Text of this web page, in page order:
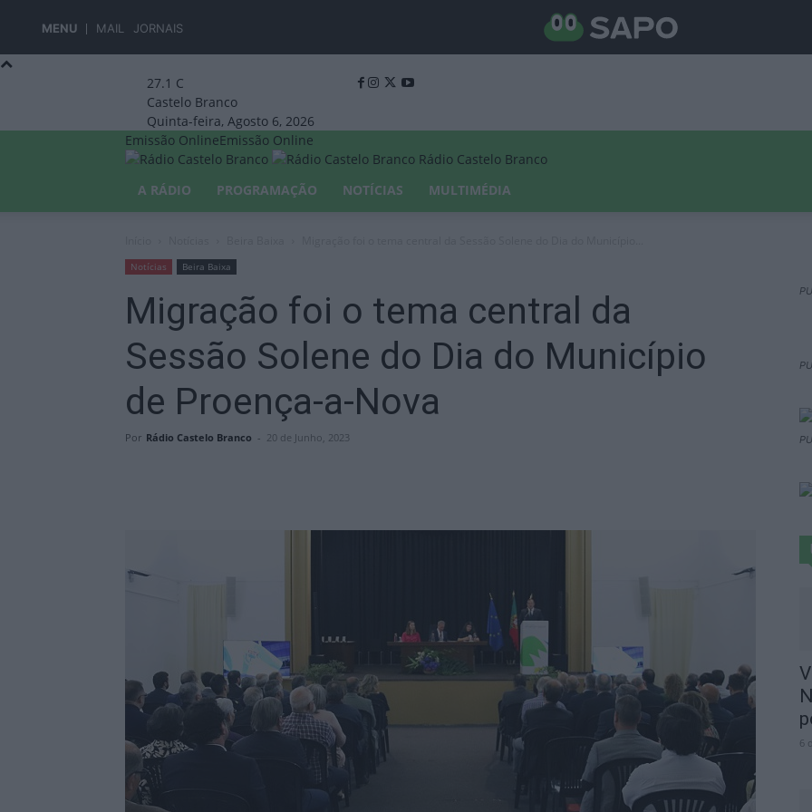
MENU MAIL JORNAIS
27.1 C
Castelo Branco
Quinta-feira, Agosto 6, 2026
Emissão OnlineEmissão Online
Rádio Castelo Branco
A RÁDIO
PROGRAMAÇÃO NOTÍCIAS MULTIMÉDIA
Notícias Beira Baixa
Migração foi o tema central da
Sessão Solene do Dia do Município
de Proença-a-Nova
Por Rádio Castelo Branco - 20 de Junho, 2023
6